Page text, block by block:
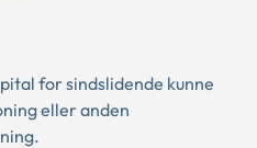
for sindslidende kunne
eller anden